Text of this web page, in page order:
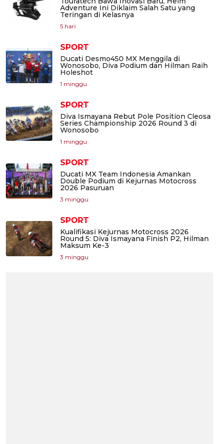
Adventure Ini Diklaim Salah Satu yang
Teringan di Kelasnya
5 hari
SPORT
Ducati Desmo450 MX Menggila di
Wonosobo, Diva Podium dan Hilman Raih
Holeshot
1 minggu
SPORT
Diva Ismayana Rebut Pole Position Cleosa
Series Championship 2026 Round 3 di
Wonosobo
1 minggu
SPORT
Ducati MX Team Indonesia Amankan
Double Podium di Kejurnas Motocross
2026 Pasuruan
3 minggu
SPORT
Kualifikasi Kejurnas Motocross 2026
Round 5: Diva Ismayana Finish P2, Hilman
Maksum Ke-3
3 minggu